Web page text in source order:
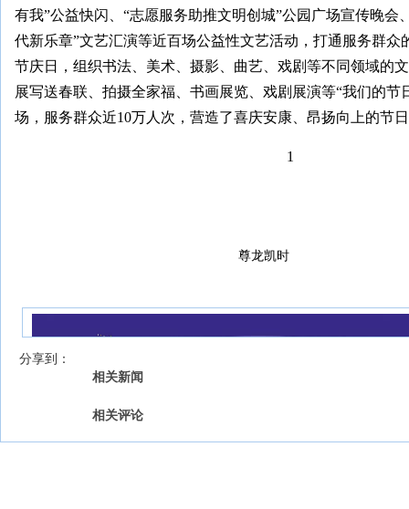
有我”公益快闪、“志愿服务助推文明创城”公园广场宣传晚会
代新乐章”文艺汇演等近百场公益性文艺活动，打通服务群众
节庆日，组织书法、美术、摄影、曲艺、戏剧等不同领域的
展写送春联、拍摄全家福、书画展览、戏剧展演等“我们的节
场，服务群众近10万人次，营造了喜庆安康、昂扬向上的节
1
尊龙凯时
分享到：
相关新闻
相关评论